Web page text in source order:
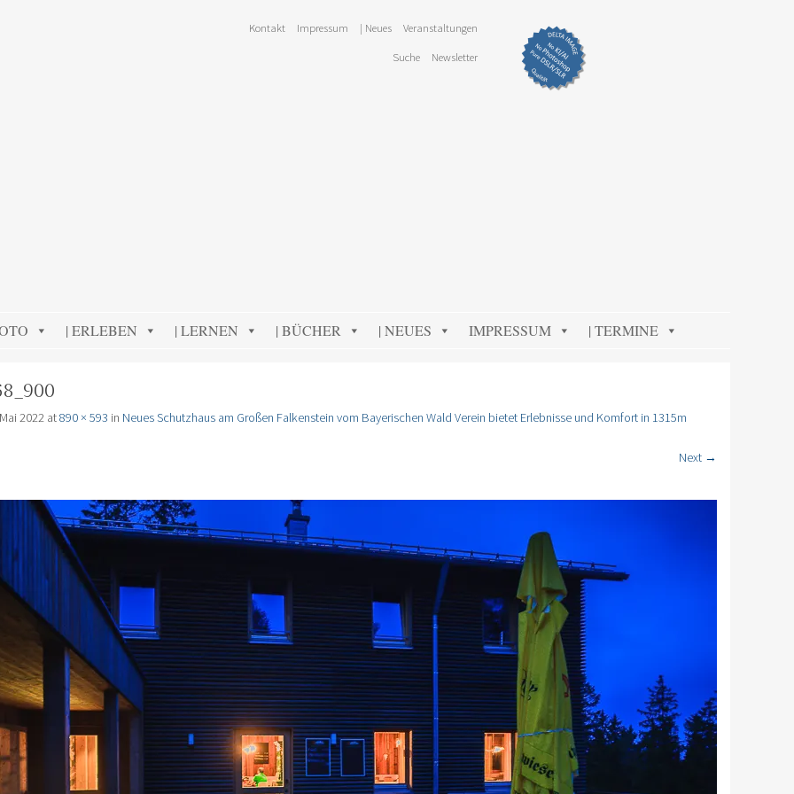
Kontakt Impressum | Neues Veranstaltungen
Suche Newsletter
| ERLEBEN | LERNEN | BÜCHER | NEUES IMPRESSUM | TERMINE
2022 at890 × 593 in Neues Schutzhaus am Großen Falkenstein vom Bayerischen Wald Verein bietet Erlebnisse und Komfort in 1315m
Next →